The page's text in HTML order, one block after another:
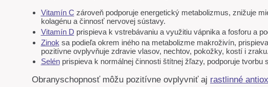
Vitamín C zároveň podporuje energetický metabolizmus, znižuje
kolagénu a činnosť nervovej sústavy.
Vitamín D prispieva k vstrebávaniu a využitiu vápnika a fosforu a
Zinok sa podieľa okrem iného na metabolizme makroživín,
pozitívne ovplyvňuje zdravie vlasov, nechtov, pokožky, kostí i zraku.
Selénprispieva k normálnej činnosti štítnej žľazy, podporuje
Obranyschopnosť môžu pozitívne ovplyvniť aj rastlinné